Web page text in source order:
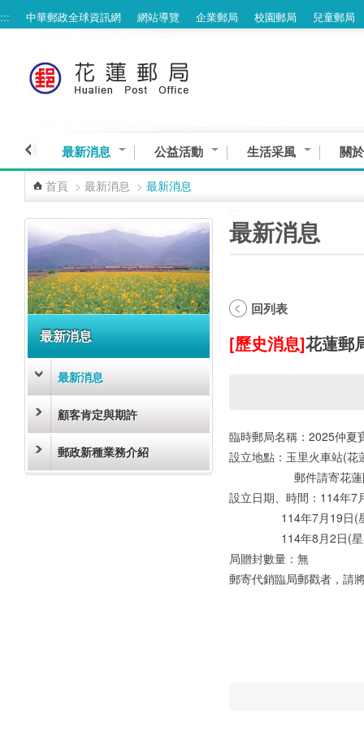
跳到主要內容區塊
::: 中華郵政全球資訊網 網站導覽 企業郵局 校園郵局 兒童郵局
最新消息 公益活動 生活采風 關
首頁 > 最新消息 > 最新消息
最新消息
最新消息
顧客肯定與期許
郵政新種業務介紹
最新消息
回列表
[歷史消息]花蓮郵
臨時郵局名稱：2025仲夏
設立地點：玉里火車站(
郵件請寄花蓮國安
設立日期、時間：114年
114年7月19日(星
114年8月2日(星期
局贈封數量：無
郵寄代銷臨局郵戳者，請